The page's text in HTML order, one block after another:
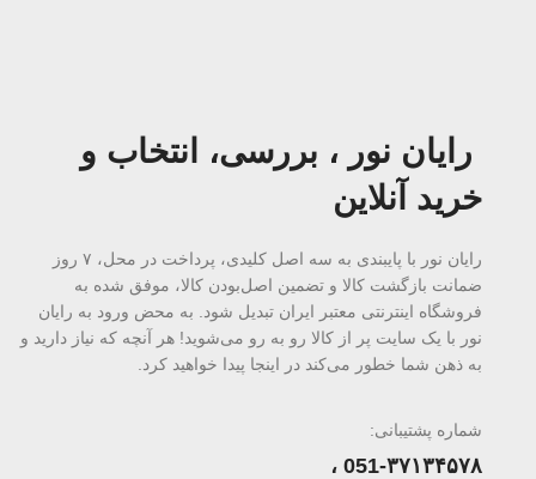
رایان نور ، بررسی، انتخاب و
خرید آنلاین
رایان نور با پایبندی به سه اصل کلیدی، پرداخت در محل، ۷ روز
ضمانت بازگشت کالا و تضمین اصل‌بودن کالا، موفق شده به
فروشگاه اینترنتی معتبر ایران تبدیل شود. به محض ورود به رایان
نور با یک سایت پر از کالا رو به رو می‌شوید! هر آنچه که نیاز دارید و
به ذهن شما خطور می‌کند در اینجا پیدا خواهید کرد.
شماره پشتیبانی:
051-۳۷۱۳۴۵۷۸ ،